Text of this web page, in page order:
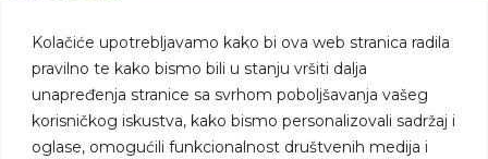
Kolačiće upotrebljavamo kako bi ova web stranica radila
pravilno te kako bismo bili u stanju vršiti dalja
unapređenja stranice sa svrhom poboljšavanja vašeg
korisničkog iskustva, kako bismo personalizovali sadržaj i
oglase, omogućili funkcionalnost društvenih medija i
Svet poljoprivrede
Marketing usluge
Tražimo saradnike